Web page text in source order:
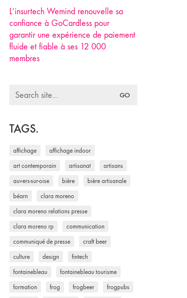
L’insurtech Wemind renouvelle sa
confiance à GoCardless pour
garantir une expérience de paiement
fluide et fiable à ses 12 000
membres
Search
TAGS.
affichage affichage indoor
art contemporain artisanat artisans
auvers-sur-oise bière bière artisanale
béarn clara moreno
clara moreno relations presse
clara moreno rp communication
communiqué de presse craft beer
culture design fintech
fontainebleau fontainebleau tourisme
formation frog frogbeer frogpubs